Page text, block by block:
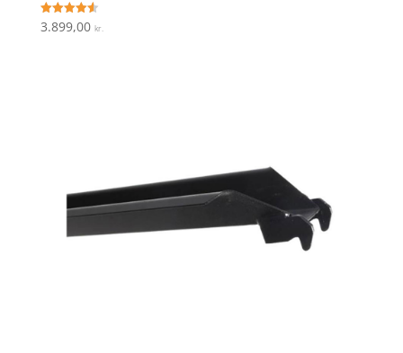
Vurderet
4.6
3.899,00 kr.